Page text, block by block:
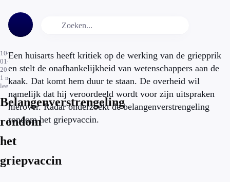
10-
01-
2012
1 min.
leestijd
Belangenverstrengeling
rondom
het
griepvaccin
Een huisarts heeft kritiek op de werking van de griepprik
en stelt de onafhankelijkheid van wetenschappers aan de
kaak. Dat komt hem duur te staan. De overheid wil
namelijk dat hij veroordeeld wordt voor zijn uitspraken
hierover. Radar onderzoekt de belangenverstrengeling
rondom het griepvaccin.